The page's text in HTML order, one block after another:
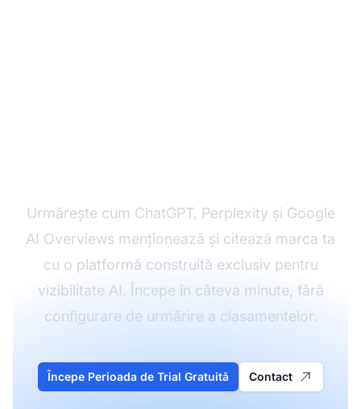
Urmărește cum ChatGPT, Perplexity și Google
AI Overviews menționează și citează marca ta
cu o platformă construită exclusiv pentru
vizibilitate AI. Începe în câteva minute, fără
configurare de urmărire a clasamentelor.
Începe Perioada de Trial Gratuită Contact